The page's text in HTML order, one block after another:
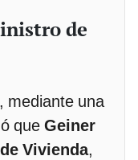
de
mediante una
que Geiner
Vivienda,